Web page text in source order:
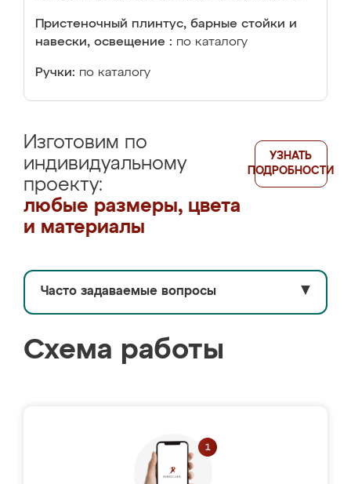
Пристеночный плинтус, барные стойки и
навески, освещение : по каталогу
Ручки: по каталогу
Изготовим по
индивидуальному
проекту:
любые размеры, цвета
и материалы
УЗНАТЬ
ПОДРОБНОСТИ
Часто задаваемые вопросы ▼
Схема работы